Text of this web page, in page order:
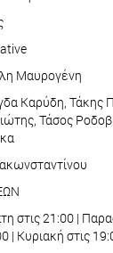
Μαυρογένη
Καρύδη, Τάκης
Τάσος
στις 21:00 |
| Κυριακή στις